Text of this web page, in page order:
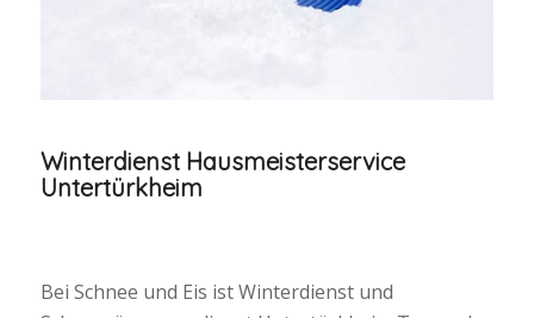
Winterdienst Hausmeisterservice
Untertürkheim
Bei Schnee und Eis ist Winterdienst und